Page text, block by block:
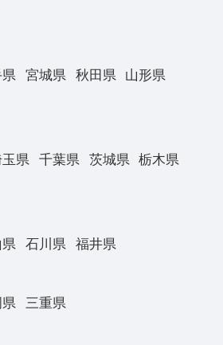
宮城県 秋田県
山形県
県 千葉県 茨城県
栃木県
石川県 福井県
三重県